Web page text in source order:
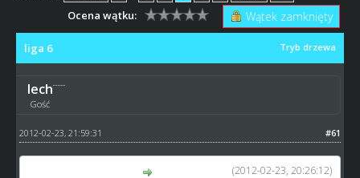
Wątek zamknięty
Ocena wątku:
Tryb drzewa
liga 6
lech
Gość
#61
2012-02-23, 21:59:31
(2012-02-23, 20:26:12)